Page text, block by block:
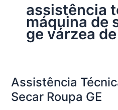
assistência
máquina de
ge várzea
Assistência
Secar Roupa GE